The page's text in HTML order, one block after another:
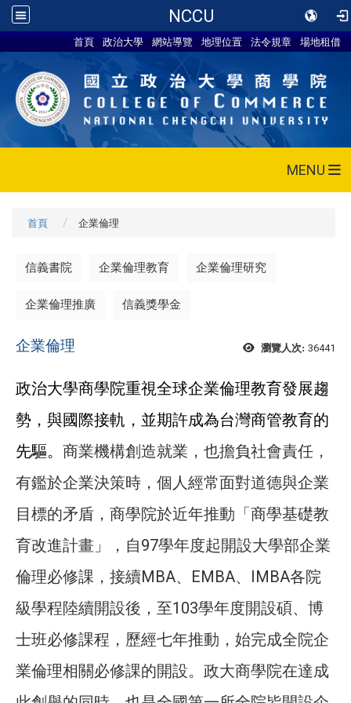
NCCU
首頁 政治大學 網站導覽 地理位置 法令規章 場地租借
MENU
首頁 企業倫理
信義書院 企業倫理教育 企業倫理研究
企業倫理推廣 信義獎學金
瀏覽人次: 36441
企業倫理
政治大學商學院重視全球企業倫理教育發展趨
勢，與國際接軌，並期許成為台灣商管教育的
先驅。 商業機構創造就業，也擔負社會責任，
有鑑於企業決策時，個人經常面對道德與企業
目標的矛盾，商學院於近年推動「商學基礎教
育改進計畫」， 自97學年度起開設大學部企業
倫理必修課，接續MBA、EMBA、IMBA各院
級學程陸續開設後，至103學年度開設碩、博
士班必修課程，歷經七年推動，始完成全院企
業倫理相關必修課的開設。政大商學院在達成